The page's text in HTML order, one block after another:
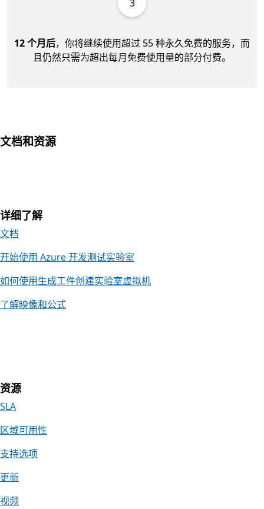
3
12 个月后，你将继续使用超过 55 种永久免费的服务，而
且仍然只需为超出每月免费使用量的部分付费。
文档和资源
详细了解
文档
开始使用 Azure 开发测试实验室
如何使用生成工件创建实验室虚拟机
了解映像和公式
资源
SLA
区域可用性
支持选项
更新
视频